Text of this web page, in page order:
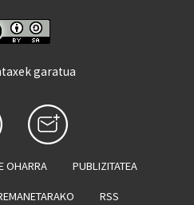
garatua
OHARRA PUBLIZITATEA
RSS